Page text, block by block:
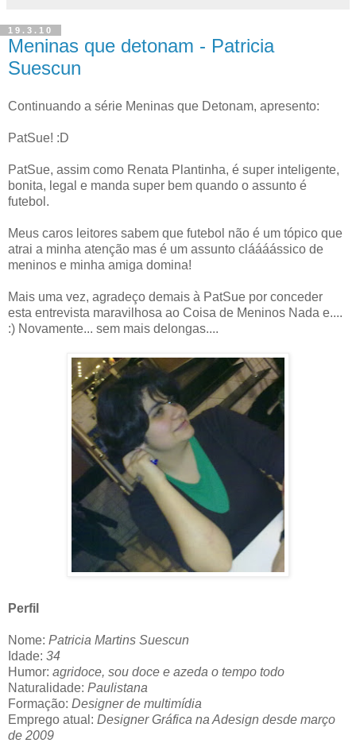
19.3.10
Meninas que detonam - Patricia
Suescun
Continuando a série Meninas que Detonam, apresento:
PatSue! :D
PatSue, assim como Renata Plantinha, é super inteligente,
bonita, legal e manda super bem quando o assunto é
futebol.
Meus caros leitores sabem que futebol não é um tópico que
atrai a minha atenção mas é um assunto cláááássico de
meninos e minha amiga domina!
Mais uma vez, agradeço demais à PatSue por conceder
esta entrevista maravilhosa ao Coisa de Meninos Nada e....
:) Novamente... sem mais delongas....
Perfil
Nome: Patricia Martins Suescun
Idade: 34
Humor: agridoce, sou doce e azeda o tempo todo
Naturalidade: Paulistana
Formação: Designer de multimídia
Emprego atual: Designer Gráfica na Adesign desde março
de 2009